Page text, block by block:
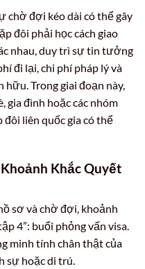
chờ đợi kéo dài có thể gây
đôi phải học cách giao
nhau, duy trì sự tin tưởng
đi lại, chi phí pháp lý và
Trong giai đoạn này,
gia đình hoặc các nhóm
đôi liên quốc gia có thể
Khoảnh Khắc Quyết
sơ và chờ đợi, khoảnh
4”: buổi phỏng vấn visa.
minh tính chân thật của
sự hoặc di trú.